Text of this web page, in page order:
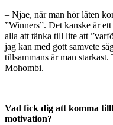
– Njae, när man hör låten
”Winners”. Det kanske är
alla att tänka till lite att
jag kan med gott samvete
tillsammans är man
Mohombi.
Vad fick dig att komma
motivation?